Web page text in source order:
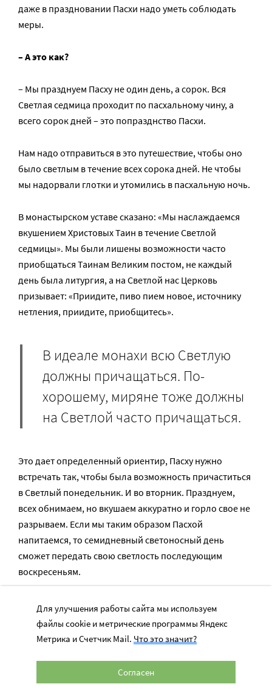
даже в праздновании Пасхи надо уметь соблюдать
меры.
– А это как?
– Мы празднуем Пасху не один день, а сорок. Вся
Светлая седмица проходит по пасхальному чину, а
всего сорок дней – это попразднство Пасхи.
Нам надо отправиться в это путешествие, чтобы оно
было светлым в течение всех сорока дней. Не чтобы
мы надорвали глотки и утомились в пасхальную ночь.
В монастырском уставе сказано: «Мы наслаждаемся
вкушением Христовых Таин в течение Светлой
седмицы». Мы были лишены возможности часто
приобщаться Таинам Великим постом, не каждый
день была литургия, а на Светлой нас Церковь
призывает: «Приидите, пиво пием новое, источнику
нетления, приидите, приобщитесь».
В идеале монахи всю Светлую
должны причащаться. По-
хорошему, миряне тоже должны
на Светлой часто причащаться.
Это дает определенный ориентир, Пасху нужно
встречать так, чтобы была возможность причаститься
в Светлый понедельник. И во вторник. Празднуем,
всех обнимаем, но вкушаем аккуратно и горло свое не
разрываем. Если мы таким образом Пасхой
напитаемся, то семидневный светоносный день
сможет передать свою светлость последующим
воскресеньям.
ВАМ ВАЖНО, ЧТОБЫ РАЗГОВОР НА ЭТУ
ТЕМУ ПРОДОЛЖИЛСЯ? ПОДДЕРЖИТЕ
Мы просим подписаться на небольшой, но
Для улучшения работы сайта мы используем
файлы cookie и метрические программы Яндекс
Метрика и Счетчик Mail. Что это значит?
Согласен